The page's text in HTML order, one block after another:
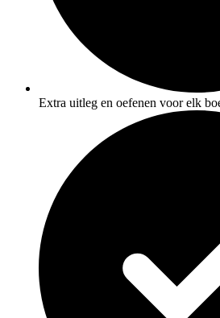
Extra uitleg en oefenen voor elk